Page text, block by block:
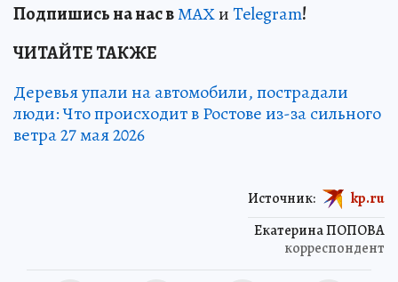
Подпишись на нас вМАХиTelegram!
ЧИТАЙТЕ ТАКЖЕ
Деревья упали на автомобили, пострадали
люди: Что происходит в Ростове из-за сильного
ветра 27 мая 2026
Екатерина ПОПОВА
корреспондент
Источник: kp.ru